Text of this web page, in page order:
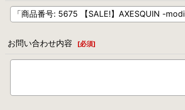
お問い合わせ内容 [必須]